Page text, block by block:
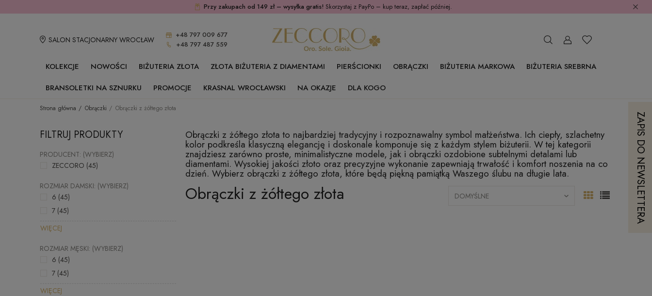
Przy zakupach od 149 zł – wysyłka gratis! Skorzystaj z PayPo – kup teraz, zapłać później.
SALON STACJONARNY WROCŁAW
+48 797 009 677
+48 797 487 559
KOLEKCJE NOWOŚCI BIŻUTERIA ZŁOTA ZŁOTA BIŻUTERIA Z DIAMENTAMI PIERŚCIONKI OBRĄCZKI BIŻUTERIA MARKOWA
BIŻUTERIA SREBRNA
BRANSOLETKI NA SZNURKU
PROMOCJE KRASNAL WROCŁAWSKI NA OKAZJE DLA KOGO
Strona główna Obrączki Obrączki z żółtego złota
FILTRUJ PRODUKTY
PRODUCENT: (WYBIERZ)
ZECCORO (45)
ROZMIAR DAMSKI: (WYBIERZ)
6 (45)
7 (45)
WIĘCEJ
ROZMIAR MĘSKI: (WYBIERZ)
6 (45)
7 (45)
WIĘCEJ
Obrączki z żółtego złota to najbardziej tradycyjny i rozpoznawalny symbol małżeństwa. Ich ciepły, szlachetny
kolor podkreśla klasyczną elegancję i doskonale komponuje się z każdym stylem biżuterii. W tej kategorii
znajdziesz zarówno proste, minimalistyczne modele, jak i obrączki ozdobione subtelnymi detalami lub
diamentami. Wysokiej jakości złoto oraz precyzyjne wykonanie zapewniają trwałość i komfort noszenia na co
dzień. Wybierz obrączki z żółtego złota, które będą piękną pamiątką Waszego ślubu na długie lata.
Obrączki z żółtego złota ZAPIS DO NEWSLETTERA